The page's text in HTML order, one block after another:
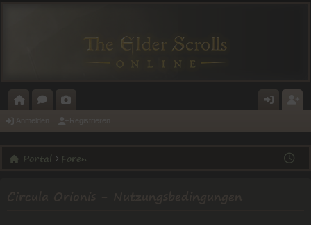
O
T
E
A
E
ST
Anmelden Registrieren
Portal Foren